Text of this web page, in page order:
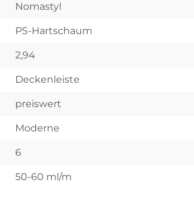
Nomastyl
PS-Hartschaum
2,94
Deckenleiste
preiswert
Moderne
6
50-60 ml/m